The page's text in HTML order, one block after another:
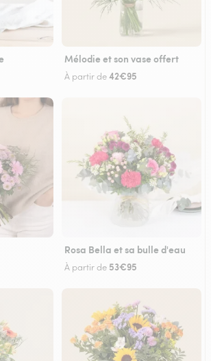
Mélodie et son vase offert
À partir de42€95
Rosa Bella et sa bulle d'eau
À partir de 53€95